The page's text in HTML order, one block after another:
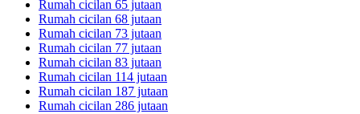
Rumah cicilan 65 jutaan
Rumah cicilan 68 jutaan
Rumah cicilan 73 jutaan
Rumah cicilan 77 jutaan
Rumah cicilan 83 jutaan
Rumah cicilan 114 jutaan
Rumah cicilan 187 jutaan
Rumah cicilan 286 jutaan